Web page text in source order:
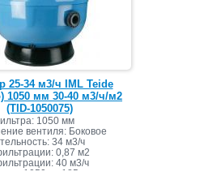
25-34 м3/ч IML Teide
1050 мм 30-40 м3/ч/м2
(TID-1050075)
1050 мм
вентиля: Боковое
34 м3/ч
0,87 м2
40 м3/ч
1050 кг+185 кг